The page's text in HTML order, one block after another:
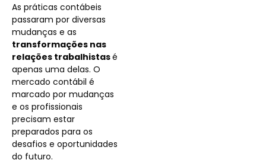
As práticas contábeis
passaram por diversas
mudanças e as
transformações nas
relações trabalhistasé
apenas uma delas. O
mercado contábil é
marcado por mudanças
e os profissionais
precisam estar
preparados para os
desafios e oportunidades
do futuro.